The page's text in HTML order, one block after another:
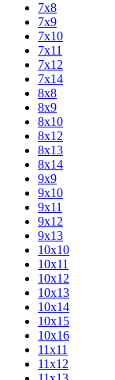
7х8
7х9
7х10
7х11
7х12
7х14
8х8
8х9
8х10
8х12
8х13
8х14
9х9
9х10
9х11
9х12
9х13
10х10
10х11
10х12
10х13
10х14
10х15
10х16
11х11
11х12